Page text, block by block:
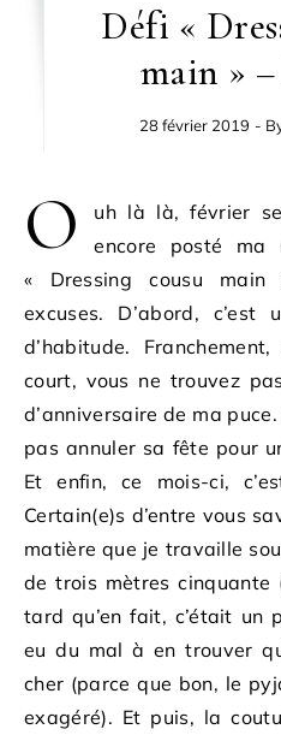
Défi «
main »
28 février 2019 -
O
uh là là, février
encore posté ma
« Dressing cousu main
excuses. D’abord,
d’habitude.
court, vous ne trouvez
d’anniversaire de ma
pas annuler sa fête pour
Et enfin, ce mois-ci,
Certain(e)s d’entre vous
matière que je travaille
de trois mètres cinquante
tard qu’en fait, c’était un
eu du mal à en trouver
cher (parce que bon, le
exagéré). Et puis, la